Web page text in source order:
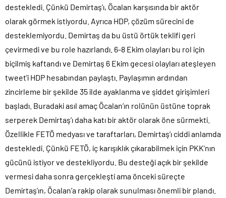
Parti dün kuruldu il başkanı bugün rüşvetten gözaltına alındı!.
Erdal Beşikçioğlu’nun yardımcısının uyuşturucu testi pozitif çıktı!.
destekledi. Çünkü Demirtaş’ı, Öcalan karşısında bir aktör
olarak görmek istiyordu. Ayrıca HDP, çözüm sürecini de
desteklemiyordu. Demirtaş da bu üstü örtük teklifi geri
çevirmedi ve bu role hazırlandı. 6-8 Ekim olayları bu rol için
biçilmiş kaftandı ve Demirtaş 6 Ekim gecesi olayları ateşleyen
tweet’i HDP hesabından paylaştı. Paylaşımın ardından
zincirleme bir şekilde 35 ilde ayaklanma ve şiddet girişimleri
başladı. Buradaki asıl amaç Öcalan’ın rolünün üstüne toprak
serperek Demirtaş’ı daha katı bir aktör olarak öne sürmekti.
Özellikle FETÖ medyası ve taraftarları, Demirtaş’ı ciddi anlamda
destekledi. Çünkü FETÖ, iç karışıklık çıkarabilmek için PKK’nın
gücünü istiyor ve destekliyordu. Bu desteği açık bir şekilde
vermesi daha sonra gerçekleşti ama önceki süreçte
Demirtaş’ın, Öcalan’a rakip olarak sunulması önemli bir plandı.